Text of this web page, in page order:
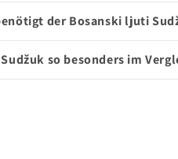
der Bosanski ljuti
so besonders im